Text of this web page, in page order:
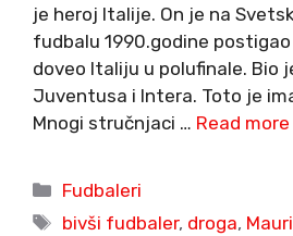
je heroj Italije. On je na
fudbalu 1990.godine
doveo Italiju u polufinale. Bio
Juventusa i Intera. Toto je
Mnogi stručnjaci … Read more
Categories
Fudbaleri
Tags
bivši fudbaler, droga,